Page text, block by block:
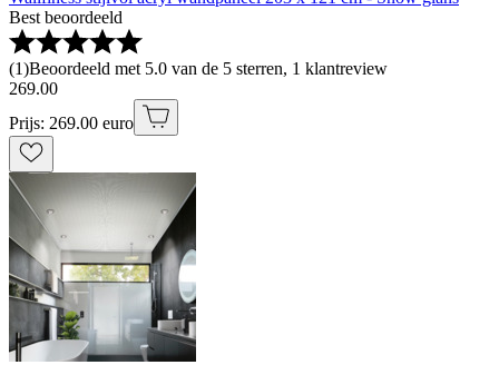
Best beoordeeld
(1)Beoordeeld met 5.0 van de 5 sterren, 1 klantreview
269.00
Prijs: 269.00 euro